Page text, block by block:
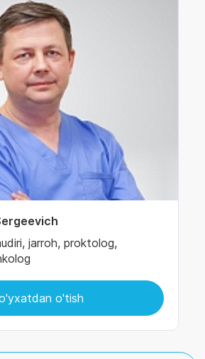
jarroh, proktolog,
o'tish